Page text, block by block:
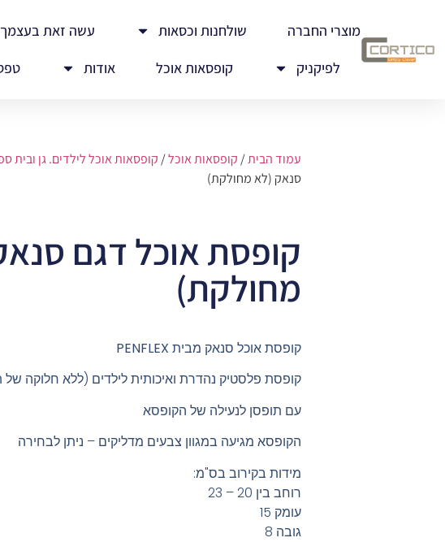
מוצרי החברה שולחנות וכסאות עשה זאת בעצמך
לפיקניק
קופסאות אוכל אודות
עמוד הבית/ קופסאות אוכל/ קופסאות אוכל לילדים. גן ובית
סנאק (לא מחולקת)
קופסת אוכל דגם
מחולקת)
קופסת אוכל סנאק מבית PENFLEX
קופסת פלסטיק נהדרת ואיכותית לילדים (ללא חלוקה
עם תופסן לנעילה של הקופסא
הקופסא מגיעה במגוון צבעים מדליקים – ניתן לבחירה
מידות בקירוב בס"מ:
רוחב בין 20 – 23
עומק 15
גובה 8